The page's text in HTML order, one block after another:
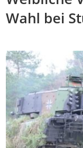
Wahl bei